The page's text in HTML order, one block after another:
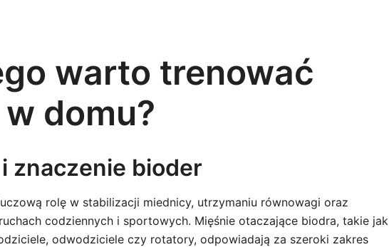
warto trenować
domu?
znaczenie bioder
rolę w stabilizacji miednicy, utrzymaniu równowagi oraz
codziennych i sportowych. Mięśnie otaczające biodra, takie jak
odwodziciele czy rotatory, odpowiadają za szeroki zakres